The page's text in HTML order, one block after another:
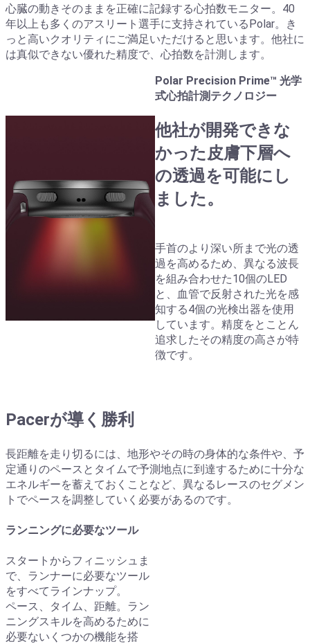
心臓の動きそのままを正確に記録する心拍数モニター。40
年以上も多くのアスリート選手に支持されているPolar。き
っと高いクオリティにご満足いただけると思います。他社に
は真似できない優れた精度で、心拍数を計測します。
Polar Precision Prime™ 光学
式心拍計測テクノロジー
他社が開発できな
かった皮膚下層へ
の透過を可能にし
ました。
手首のより深い所まで光の透
過を高めるため、異なる波長
を組み合わせた10個のLED
と、血管で反射された光を感
知する4個の光検出器を使用
しています。精度をとことん
追求したその精度の高さが特
徴です。
Pacerが導く勝利
長距離を走り切るには、地形やその時の身体的な条件や、予
定通りのペースとタイムで予測地点に到達するために十分な
エネルギーを蓄えておくことなど、異なるレースのセグメン
トでペースを調整していく必要があるのです。
ランニングに必要なツール
スタートからフィニッシュま
で、ランナーに必要なツール
をすべてラインナップ。
ペース、タイム、距離。ラン
ニングスキルを高めるために
必要ないくつかの機能を搭